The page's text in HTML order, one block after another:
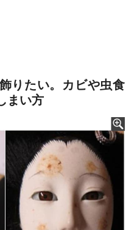
りたい。カビや虫食
まい方